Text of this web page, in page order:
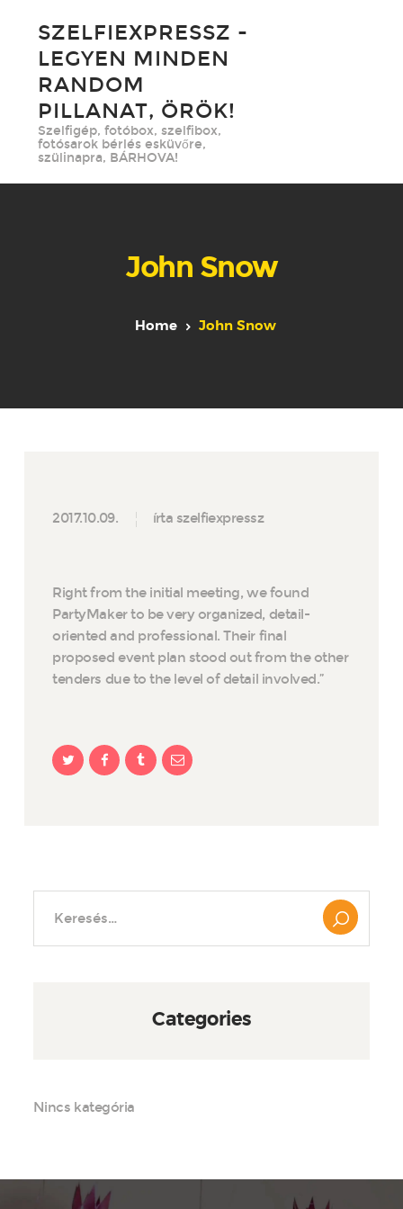
SZELFIEXPRESSZ -
LEGYEN MINDEN
RANDOM
PILLANAT, ÖRÖK!
Szelfigép, fotóbox, szelfibox,
fotósarok bérlés esküvőre,
szülinapra, BÁRHOVA!
John Snow
Home John Snow
2017.10.09. írta szelfiexpressz
Right from the initial meeting, we found
PartyMaker to be very organized, detail-
oriented and professional. Their final
proposed event plan stood out from the other
tenders due to the level of detail involved.”
Categories
Nincs kategória